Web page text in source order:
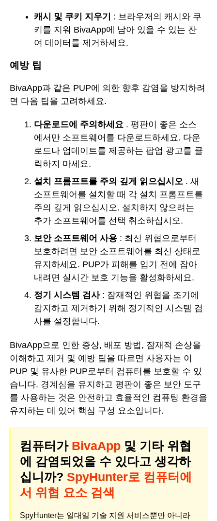
캐시 및 쿠키 지우기
: 브라우저의 캐시와 쿠
키를 지워 BivaApp에 남아 있을 수 있는 잔
여 데이터를 제거하세요.
예방 팁
BivaApp과 같은 PUP에 의한 향후 감염을 방지하려
면 다음 팁을 고려하세요.
다운로드에 주의하세요 . 평판이 좋은 소스
에서만 소프트웨어를 다운로드하세요. 다운
로드나 업데이트를 제공하는 팝업 광고를 클
릭하지 마세요.
설치 프롬프트를 주의 깊게 읽으십시오 . 새
소프트웨어를 설치할 때 각 설치 프롬프트를
주의 깊게 읽으십시오. 설치하지 않으려는
추가 소프트웨어를 선택 취소하십시오.
보안 소프트웨어 사용 : 최신 위협으로부터
보호하려면 보안 소프트웨어를 최신 상태로
유지하세요. PUP가 피해를 입기 전에 잡아
내려면 실시간 보호 기능을 활성화하세요.
정기 시스템 검사: 잠재적인 위협을 조기에
감지하고 제거하기 위해 정기적인 시스템 검
사를 설정합니다.
BivaApp으로 인한 증상, 배포 방법, 잠재적 손상을
이해하고 제거 및 예방 팁을 따르면 사용자는 이
PUP 및 유사한 PUP로부터 컴퓨터를 보호할 수 있
습니다. 경계심을 유지하고 평판이 좋은 보안 도구
를 사용하는 것은 안전하고 효율적인 컴퓨팅 환경을
유지하는 데 있어 핵심 구성 요소입니다.
컴퓨터가 BivaApp 및 기타 위협
에 감염되었을 수 있다고 생각하
십니까? SpyHunter로 컴퓨터에
서 위협 요소 검색
SpyHunter는 일대일 기술 지원 서비스뿐만 아니라